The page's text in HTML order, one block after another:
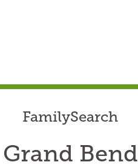
FamilySearch
Grand Bend